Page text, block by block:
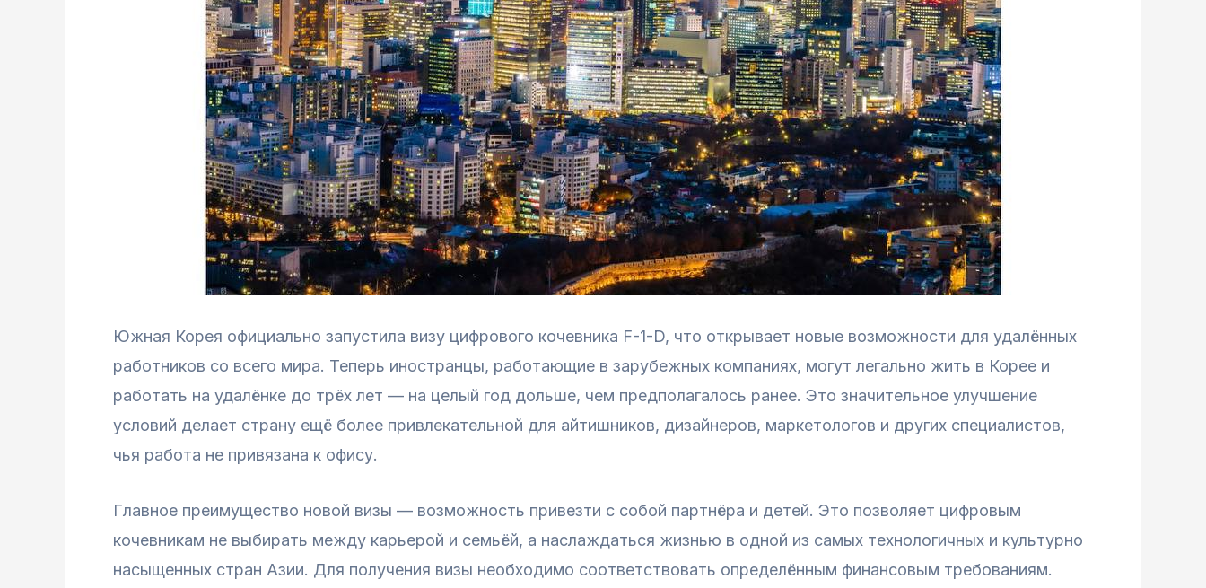
Южная Корея официально запустила визу цифрового кочевника F-1-D, что открывает новые возможности для удалённых
работников со всего мира. Теперь иностранцы, работающие в зарубежных компаниях, могут легально жить в Корее и
работать на удалёнке до трёх лет — на целый год дольше, чем предполагалось ранее. Это значительное улучшение
условий делает страну ещё более привлекательной для айтишников, дизайнеров, маркетологов и других специалистов,
чья работа не привязана к офису.
Главное преимущество новой визы — возможность привезти с собой партнёра и детей. Это позволяет цифровым
кочевникам не выбирать между карьерой и семьёй, а наслаждаться жизнью в одной из самых технологичных и культурно
насыщенных стран Азии. Для получения визы необходимо соответствовать определённым финансовым требованиям.